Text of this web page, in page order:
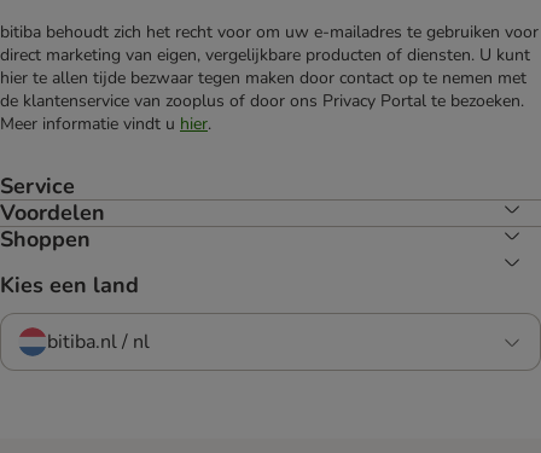
bitiba behoudt zich het recht voor om uw e-mailadres te gebruiken voor
direct marketing van eigen, vergelijkbare producten of diensten. U kunt
hier te allen tijde bezwaar tegen maken door contact op te nemen met
de klantenservice van zooplus of door ons Privacy Portal te bezoeken.
Meer informatie vindt u hier.
Service
Voordelen
Shoppen
Kies een land
bitiba.nl / nl